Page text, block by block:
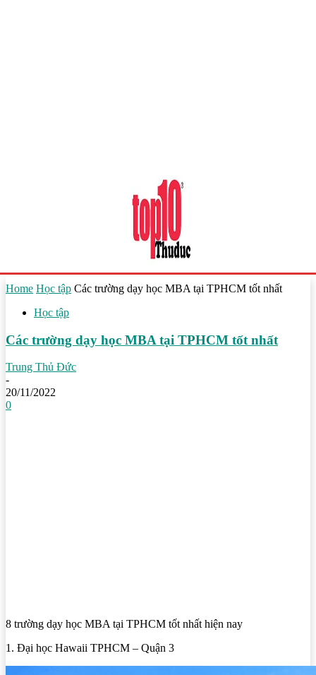
Home Học tập Các trường dạy học MBA tại TPHCM tốt nhất
Học tập
Các trường dạy học MBA tại TPHCM tốt nhất
Trung Thủ Đức
-
20/11/2022
0
8 trường dạy học MBA tại TPHCM tốt nhất hiện nay
1. Đại học Hawaii TPHCM – Quận 3